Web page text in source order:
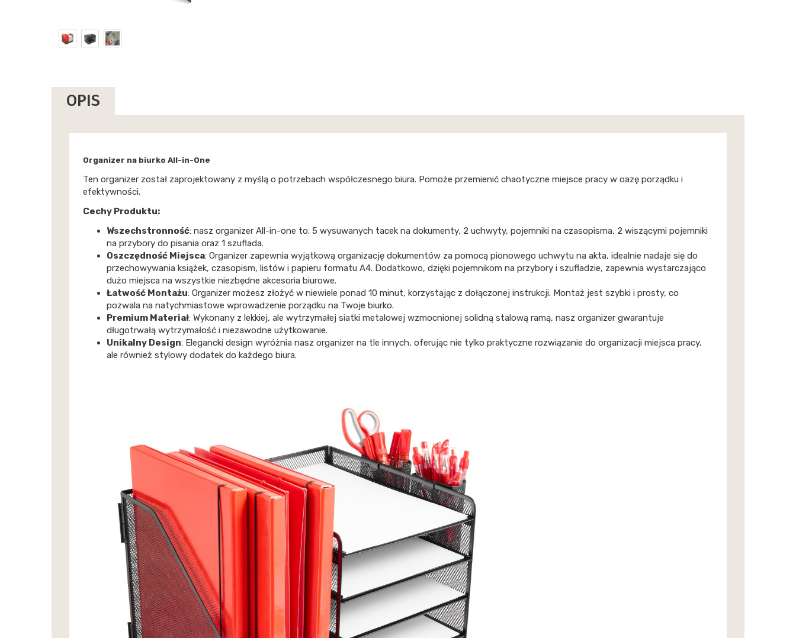
OPIS
Organizer na biurko All-in-One
Ten organizer został zaprojektowany z myślą o potrzebach współczesnego biura. Pomoże przemienić chaotyczne miejsce pracy w oazę porządku i
efektywności.
Cechy Produktu:
Wszechstronność: nasz organizer All-in-one to: 5 wysuwanych tacek na dokumenty, 2 uchwyty, pojemniki na czasopisma, 2 wiszącymi pojemniki
na przybory do pisania oraz 1 szuflada.
Oszczędność Miejsca: Organizer zapewnia wyjątkową organizację dokumentów za pomocą pionowego uchwytu na akta, idealnie nadaje się do
przechowywania książek, czasopism, listów i papieru formatu A4. Dodatkowo, dzięki pojemnikom na przybory i szufladzie, zapewnia wystarczająco
dużo miejsca na wszystkie niezbędne akcesoria biurowe.
Łatwość Montażu: Organizer możesz złożyć w niewiele ponad 10 minut, korzystając z dołączonej instrukcji. Montaż jest szybki i prosty, co
pozwala na natychmiastowe wprowadzenie porządku na Twoje biurko.
Premium Materiał: Wykonany z lekkiej, ale wytrzymałej siatki metalowej wzmocnionej solidną stalową ramą, nasz organizer gwarantuje
długotrwałą wytrzymałość i niezawodne użytkowanie.
Unikalny Design: Elegancki design wyróżnia nasz organizer na tle innych, oferując nie tylko praktyczne rozwiązanie do organizacji miejsca pracy,
ale również stylowy dodatek do każdego biura.